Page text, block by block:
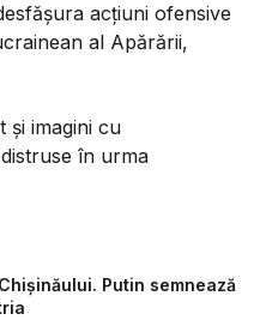
acțiuni ofensive
al Apărării,
și imagini cu
în urma
Putin semnează